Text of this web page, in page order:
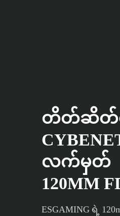
တိတ်ဆိတ်သ
လက်မှတ်
120MM
ESGAMING ရဲ့